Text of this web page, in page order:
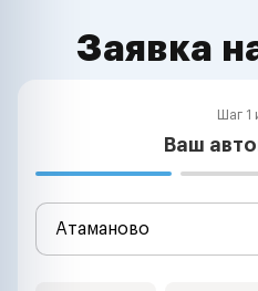
Заявка
Шаг 1
Ваш